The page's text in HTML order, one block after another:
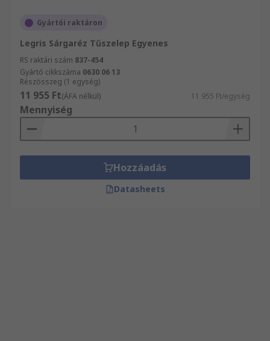
Gyártói raktáron
Legris Sárgaréz Tűszelep Egyenes
RS raktári szám 837-454
Gyártó cikkszáma 0630 06 13
Részösszeg (1 egység)
11 955 Ft(ÁFA nélkül) 11 955 Ft/egység
Mennyiség
Hozzáadás
Datasheets